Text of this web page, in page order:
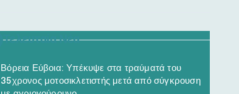
Τελευταία Νέα
Βόρεια Εύβοια: Υπέκυψε στα τραύματά του
35χρονος μοτοσικλετιστής μετά από σύγκρουση